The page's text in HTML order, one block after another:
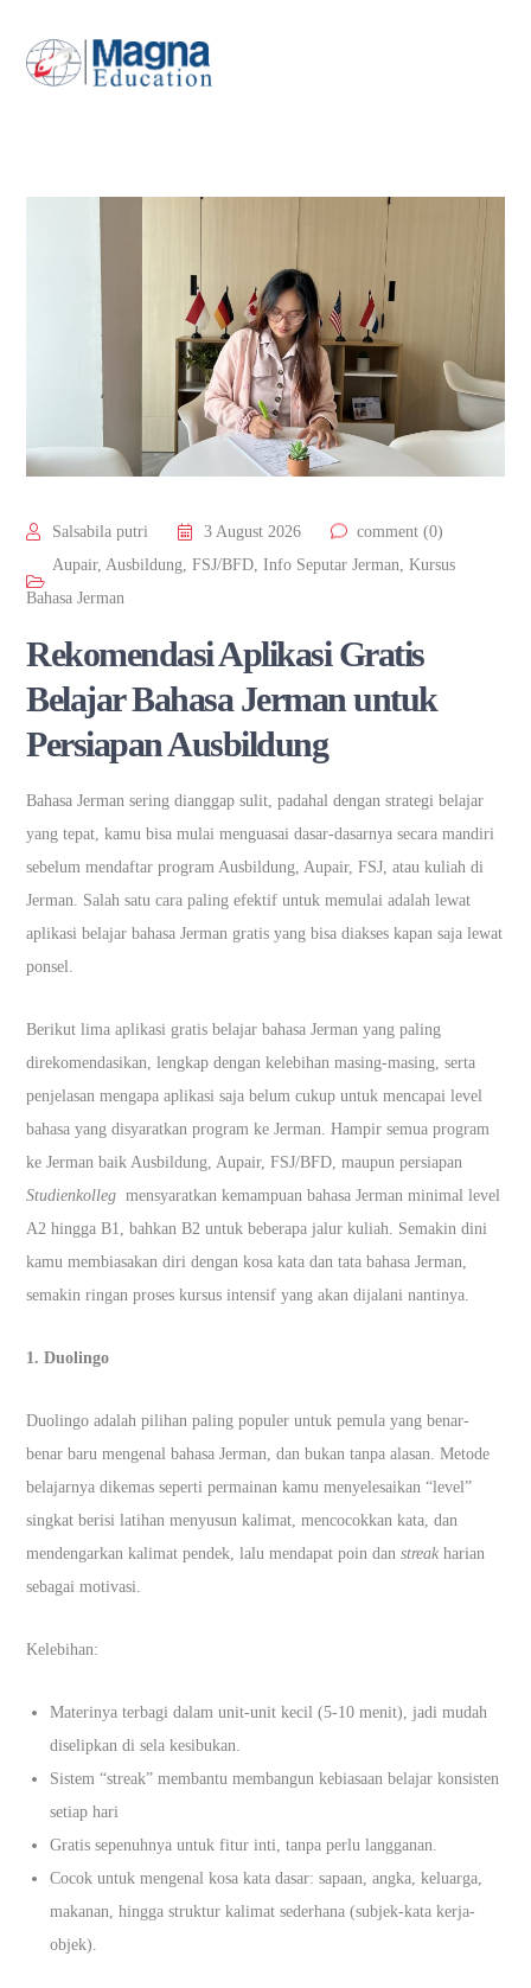
Salsabila putri 3 August 2026
comment (0)
Aupair, Ausbildung ,FSJ/BFD ,Info Seputar Jerman ,Kursus
Bahasa Jerman
Rekomendasi Aplikasi Gratis
Belajar Bahasa Jerman untuk
Persiapan Ausbildung
Bahasa Jerman sering dianggap sulit, padahal dengan strategi belajar
yang tepat, kamu bisa mulai menguasai dasar-dasarnya secara mandiri
sebelum mendaftar program Ausbildung, Aupair, FSJ, atau kuliah di
Jerman. Salah satu cara paling efektif untuk memulai adalah lewat
aplikasi belajar bahasa Jerman gratis yang bisa diakses kapan saja lewat
ponsel.
Berikut lima aplikasi gratis belajar bahasa Jerman yang paling
direkomendasikan, lengkap dengan kelebihan masing-masing, serta
penjelasan mengapa aplikasi saja belum cukup untuk mencapai level
bahasa yang disyaratkan program ke Jerman. Hampir semua program
ke Jerman baik Ausbildung, Aupair, FSJ/BFD, maupun persiapan
Studienkolleg mensyaratkan kemampuan bahasa Jerman minimal level
A2 hingga B1, bahkan B2 untuk beberapa jalur kuliah. Semakin dini
kamu membiasakan diri dengan kosa kata dan tata bahasa Jerman,
semakin ringan proses kursus intensif yang akan dijalani nantinya.
1. Duolingo
Duolingo adalah pilihan paling populer untuk pemula yang benar-
benar baru mengenal bahasa Jerman, dan bukan tanpa alasan. Metode
belajarnya dikemas seperti permainan kamu menyelesaikan “level”
singkat berisi latihan menyusun kalimat, mencocokkan kata, dan
mendengarkan kalimat pendek, lalu mendapat poin danstreakharian
sebagai motivasi.
Kelebihan:
Materinya terbagi dalam unit-unit kecil (5-10 menit), jadi mudah
diselipkan di sela kesibukan.
Sistem “streak” membantu membangun kebiasaan belajar konsisten
setiap hari
Gratis sepenuhnya untuk fitur inti, tanpa perlu langganan.
Cocok untuk mengenal kosa kata dasar: sapaan, angka, keluarga,
makanan, hingga struktur kalimat sederhana (subjek-kata kerja-
objek).